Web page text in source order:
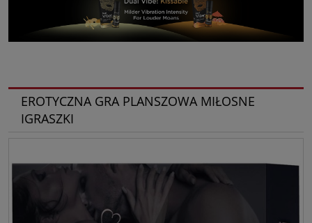
EROTYCZNA GRA PLANSZOWA MIŁOSNE
IGRASZKI